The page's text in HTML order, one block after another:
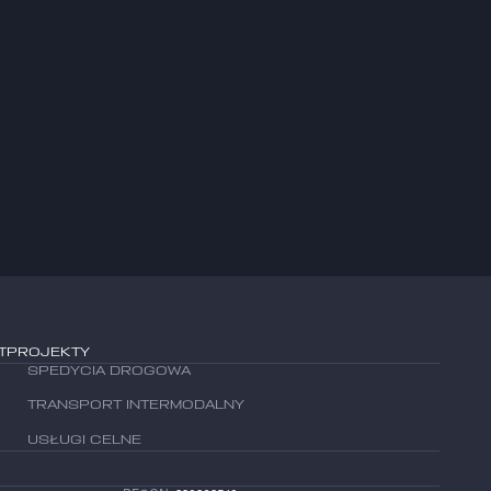
PROJEKTY
PROJEKTY
SPEDYCIA DROGOWA
TRANSPORT INTERMODALNY
USŁUGI CELNE